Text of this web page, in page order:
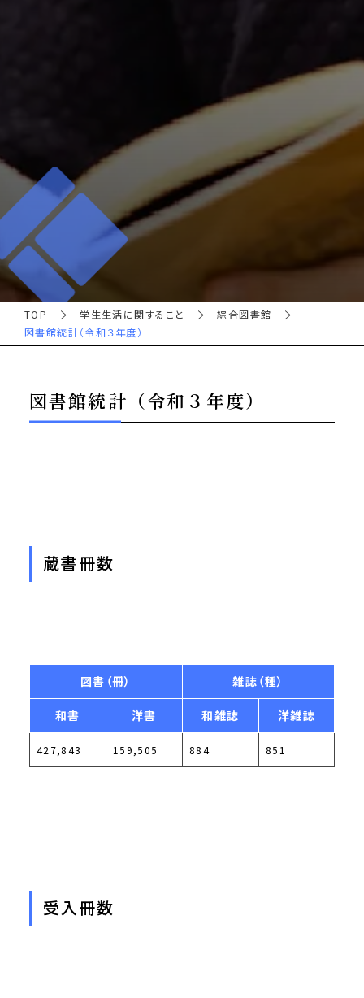
TOP 学生生活に関すること
綜合図書館
図書館統計（令和３年度）
図書館統計（令和３年度）
蔵書冊数
図書（冊） 雑誌（種）
和書 洋書 和雑誌 洋雑誌
427,843 159,505 884 851
受入冊数